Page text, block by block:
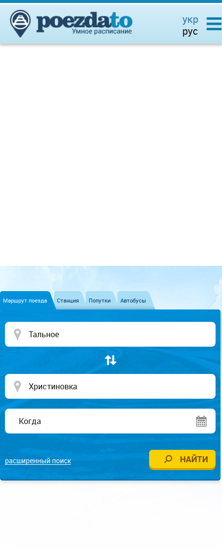
укр
рус
Маршрут поезда Станция Попутки Автобусы
расширенный поиск